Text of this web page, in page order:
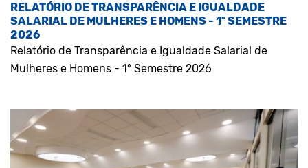
RELATÓRIO DE TRANSPARÊNCIA E IGUALDADE
SALARIAL DE MULHERES E HOMENS - 1º SEMESTRE
2026
Relatório de Transparência e Igualdade Salarial de
Mulheres e Homens - 1º Semestre 2026